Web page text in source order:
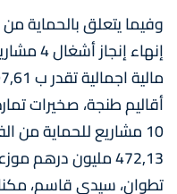
وفيما يتعلق بالحماية
إنهاء
أقاليم طنجة، صخيرات
10 مشاريع للحماية من
472,13 مليون درهم
تطوان، سيدي قاسم،